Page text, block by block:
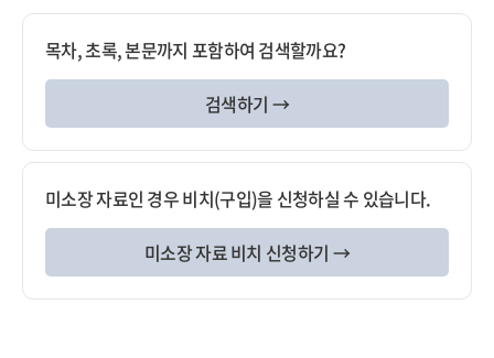
목차, 초록, 본문까지 포함하여 검색할까요?
검색하기 →
미소장 자료인 경우 비치(구입)을 신청하실 수 있습니다.
미소장 자료 비치 신청하기 →